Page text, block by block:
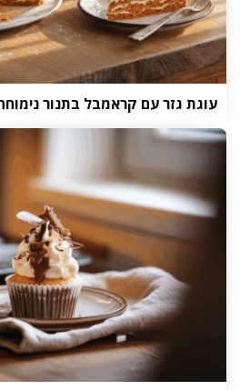
עוגת גזר עם קראמבל בתנור